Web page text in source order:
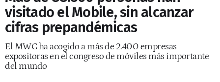
visitado el Mobile, sin alcanzar
cifras prepandémicas
El MWC ha acogido a más de 2.400 empresas
expositoras en el congreso de móviles más importante
del mundo